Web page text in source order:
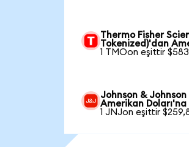
Thermo Fisher
Tokenized)'dan
1 TMOon eşittir
Johnson &
Amerikan Doları'na
1 JNJon eşittir